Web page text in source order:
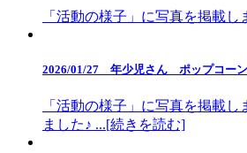
「活動の様子」に写真を掲載
2026/01/27 年少児さん ポップコー
「活動の様子」に写真を掲載
ました♪ ...[続きを読む]